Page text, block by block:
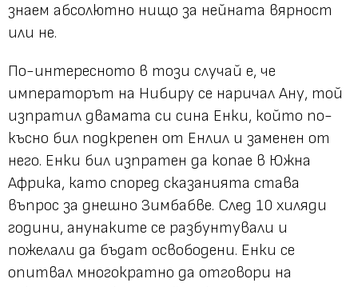
знаем абсолютно нищо за нейната вярност
или не.
По-интересното в този случай е, че
императорът на Нибиру се наричал Ану, той
изпратил двамата си сина Енки, който по-
късно бил подкрепен от Енлил и заменен от
него. Енки бил изпратен да копае в Южна
Африка, като според сказанията става
въпрос за днешно Зимбабве. След 10 хиляди
години, анунаките се разбунтували и
пожелали да бъдат освободени. Енки се
опитвал многократно да отговори на